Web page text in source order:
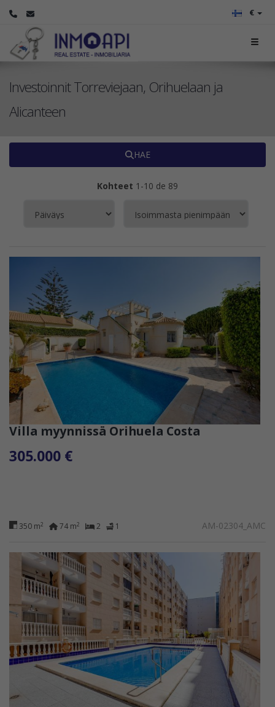
€
Investoinnit Torreviejaan, Orihuelaan ja
Alicanteen
HAE
Kohteet 1-10 de 89
Villa myynnissä Orihuela Costa
305.000 €
350 m2 74 m2 2 1 AM-02304_AMC